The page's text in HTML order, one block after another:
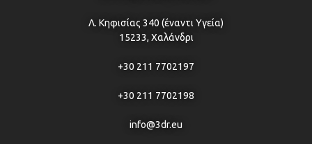
Λ. Κηφισίας 340 (έναντι Υγεία)
15233, Χαλάνδρι
+30 211 7702197
+30 211 7702198
info@3dr.eu